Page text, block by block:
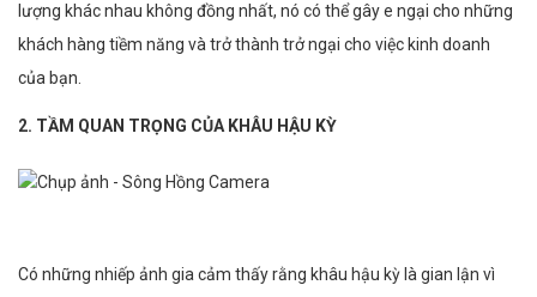
lượng khác nhau không đồng nhất, nó có thể gây e ngại cho những
khách hàng tiềm năng và trở thành trở ngại cho việc kinh doanh
của bạn.
2. TẦM QUAN TRỌNG CỦA KHÂU HẬU KỲ
Có những nhiếp ảnh gia cảm thấy rằng khâu hậu kỳ là gian lận vì